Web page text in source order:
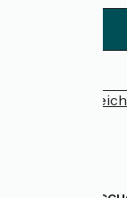
Pressebereich